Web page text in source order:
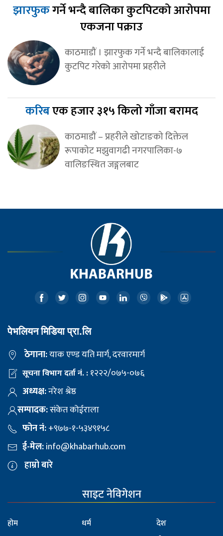
झारफुकगर्ने भन्दै बालिका कुटपिटको आरोपमा
एकजना पक्राउ
काठमाडौं । झारफुक गर्ने भन्दै बालिकालाई
कुटपिट गरेको आरोपमा प्रहरीले
करिबएक हजार ३१५ किलो गाँजा बरामद
काठमाडौं – प्रहरीले खोटाङको दिक्तेल
रूपाकोट मझुवागढी नगरपालिका-७
वालिङस्थित जङ्गलबाट
पेभलियन मिडिया प्रा.लि
ठेगाना:याक एण्ड यति मार्ग, दरवारमार्ग
सूचना विभाग दर्ता नं. :१२२२/०७५-०७६
अध्यक्ष:नरेश श्रेष्ठ
सम्पादक:संकेत कोईराला
फोन नं:+९७७-१-५३४९१५८
ई-मेल:info@khabarhub.com
हाम्रो बारे
साइट नेविगेशन
होम
धर्म
देश